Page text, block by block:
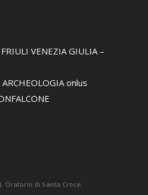
VENEZIA GIULIA –
onlus
Oratorio di Santa Croce.